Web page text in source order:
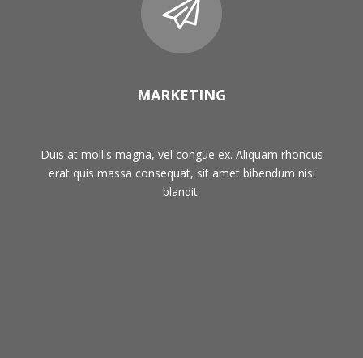
MARKETING
Duis at mollis magna, vel congue ex. Aliquam rhoncus
erat quis massa consequat, sit amet bibendum nisi
blandit.